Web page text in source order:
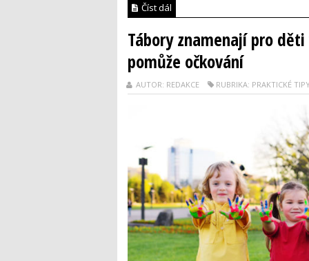
Číst dál
Tábory znamenají pro
pomůže očkování
AUTOR: REDAKCE RUBRIKA: PRAKTICKÉ